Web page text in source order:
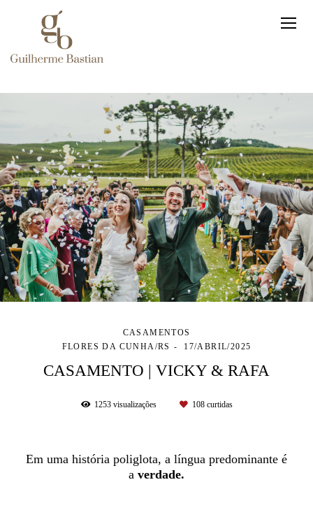
CASAMENTOS
FLORES DA CUNHA/RS
17/ABRIL/2025
CASAMENTO | VICKY & RAFA
1253visualizações 108curtidas
Em uma história poliglota, a língua predominante é
a verdade.